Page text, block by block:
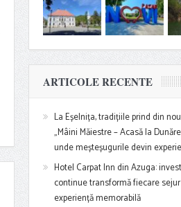
ARTICOLE RECENTE
La Eșelnița, tradițiile prind din
„Mâini Măiestre – Acasă la
unde meșteșugurile devin
Hotel Carpat Inn din Azuga:
continue transformă fiecare
experiență memorabilă